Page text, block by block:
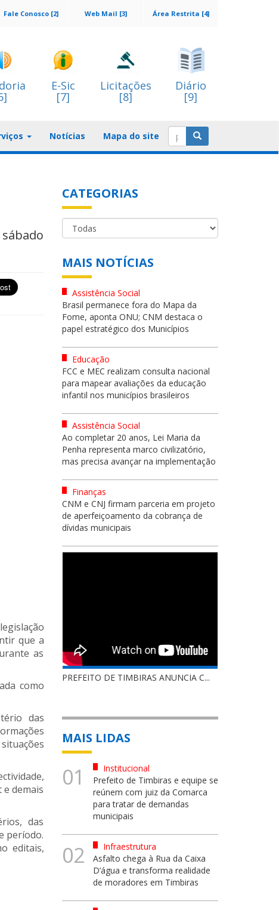
Área Restrita [4]
Web Mail [3]
Fale Conosco [2]
E-Sic
[7]
Licitações
[8]
Diário
[9]
Notícias Mapa do site
que a
as
como
das
demais
das
período.
editais,
CATEGORIAS
MAIS NOTÍCIAS
Assistência Social
Brasil permanece fora do Mapa da
Fome, aponta ONU; CNM destaca o
papel estratégico dos Municípios
Educação
FCC e MEC realizam consulta nacional
para mapear avaliações da educação
infantil nos municípios brasileiros
Assistência Social
Ao completar 20 anos, Lei Maria da
Penha representa marco civilizatório,
mas precisa avançar na implementação
Finanças
CNM e CNJ firmam parceria em projeto
de aperfeiçoamento da cobrança de
dívidas municipais
PREFEITO DE TIMBIRAS ANUNCIA C...
MAIS LIDAS
01
Institucional
Prefeito de Timbiras e equipe se
reúnem com juiz da Comarca
para tratar de demandas
municipais
02
Infraestrutura
Asfalto chega à Rua da Caixa
D’água e transforma realidade
de moradores em Timbiras